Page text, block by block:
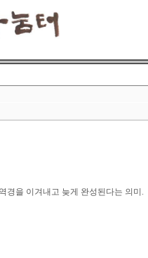
경을 이겨내고 늦게 완성된다는 의미.